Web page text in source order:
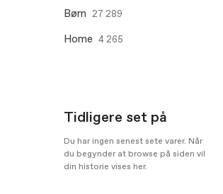
Børn 27 289
Home 4 265
Tidligere set på
Du har ingen senest sete varer. Når
du begynder at browse på siden vil
din historie vises her.